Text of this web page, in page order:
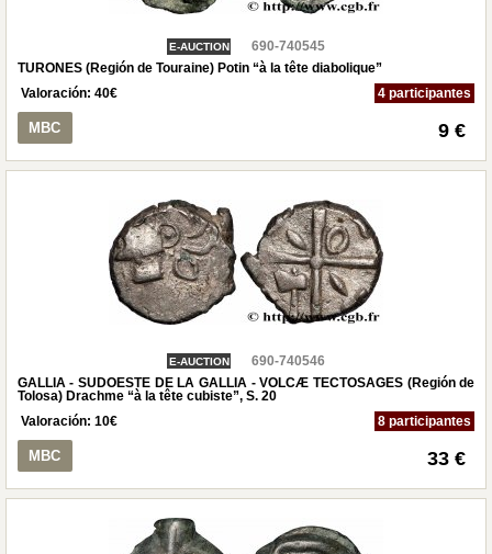
E-AUCTION
690-740545
TURONES (Región de Touraine) Potin “à la tête diabolique”
Valoración: 40€ 4 participantes
MBC 9 €
E-AUCTION
690-740546
GALLIA - SUDOESTE DE LA GALLIA - VOLCÆ TECTOSAGES (Región de
Tolosa) Drachme “à la tête cubiste”, S. 20
Valoración: 10€ 8 participantes
MBC 33 €